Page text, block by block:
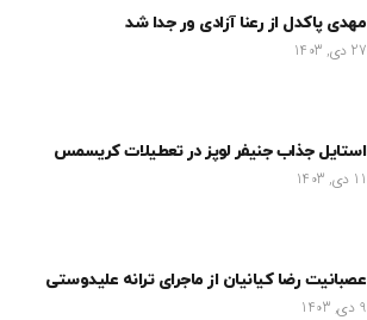
مهدی پاکدل از رعنا آزادی ور جدا شد
27 دی, 1403
استایل جذاب جنیفر لوپز در تعطیلات کریسمس
11 دی, 1403
عصبانیت رضا کیانیان از ماجرای ترانه علیدوستی
9 دی, 1403